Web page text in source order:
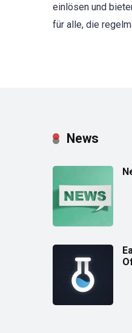
einlösen und
für alle, die
News